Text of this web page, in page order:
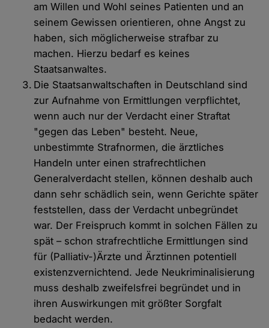
am Willen und Wohl seines Patienten und an
seinem Gewissen orientieren, ohne Angst zu
haben, sich möglicherweise strafbar zu
machen. Hierzu bedarf es keines
Staatsanwaltes.
Die Staatsanwaltschaften in Deutschland sind
zur Aufnahme von Ermittlungen verpflichtet,
wenn auch nur der Verdacht einer Straftat
"gegen das Leben" besteht. Neue,
unbestimmte Strafnormen, die ärztliches
Handeln unter einen strafrechtlichen
Generalverdacht stellen, können deshalb auch
dann sehr schädlich sein, wenn Gerichte später
feststellen, dass der Verdacht unbegründet
war. Der Freispruch kommt in solchen Fällen zu
spät – schon strafrechtliche Ermittlungen sind
für (Palliativ-)Ärzte und Ärztinnen potentiell
existenzvernichtend. Jede Neukriminalisierung
muss deshalb zweifelsfrei begründet und in
ihren Auswirkungen mit größter Sorgfalt
bedacht werden.